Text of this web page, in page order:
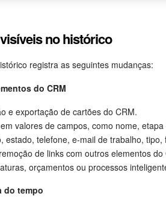
no histórico
registra as seguintes mudanças:
do CRM
e exportação de cartões do CRM.
valores de campos, como nome,
estado, telefone, e-mail de trabalho,
de links com outros elementos
orçamentos ou processos
do tempo